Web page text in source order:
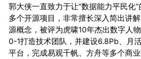
郭大侠一直致力于让“数据能力平民化
多个开源项目，非常擅长深入简出讲
源概念，被评为虎啸10年杰出数字人
0-1打造技术团队，并建设6.8Pb、月
平台，完成易观千帆、方舟等多个商